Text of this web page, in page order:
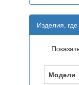
Изделия,
Модели